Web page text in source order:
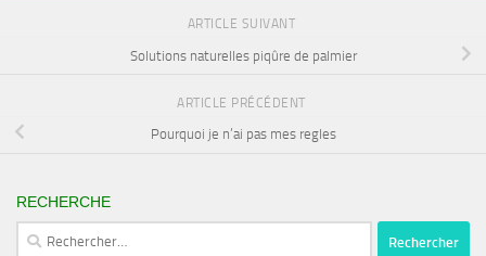
ARTICLE SUIVANT
Solutions naturelles piqûre de palmier
ARTICLE PRÉCÉDENT
Pourquoi je n’ai pas mes regles
RECHERCHE
Rechercher :